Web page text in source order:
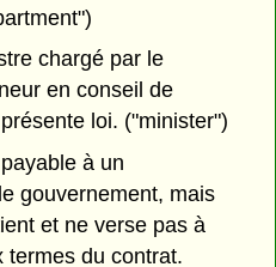
chargé par le
en conseil de
loi. ("minister")
à un
gouvernement, mais
et ne verse pas à
termes du contrat.